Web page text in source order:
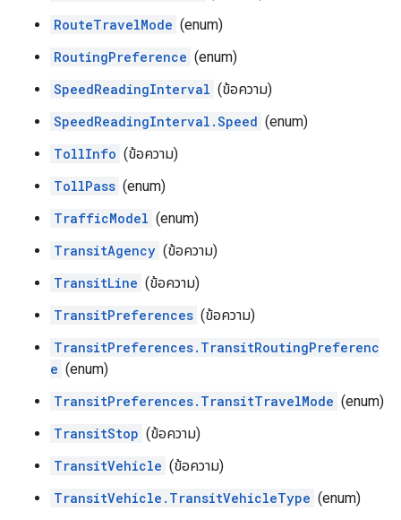
RouteTravelMode (enum)
RoutingPreference (enum)
SpeedReadingInterval (ข้อความ)
SpeedReadingInterval.Speed (enum)
TollInfo (ข้อความ)
TollPass (enum)
TrafficModel (enum)
TransitAgency (ข้อความ)
TransitLine (ข้อความ)
TransitPreferences (ข้อความ)
TransitPreferences.TransitRoutingPreferenc
e (enum)
TransitPreferences.TransitTravelMode (enum)
TransitStop (ข้อความ)
TransitVehicle (ข้อความ)
TransitVehicle.TransitVehicleType (enum)